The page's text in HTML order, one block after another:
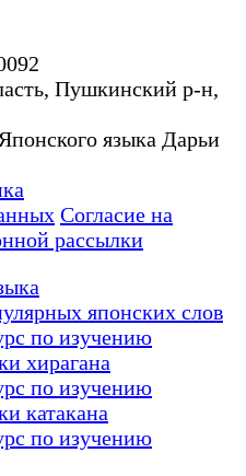
Пушкинский р-н,
языка Дарьи
Согласие на
рассылки
японских слов
по изучению
хирагана
по изучению
катакана
по изучению